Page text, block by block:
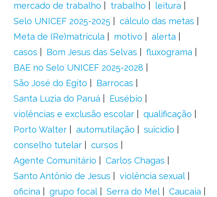
mercado de trabalho
trabalho
leitura
Selo UNICEF 2025-2025
cálculo das metas
Meta de (Re)matrícula
motivo
alerta
casos
Bom Jesus das Selvas
fluxograma
BAE no Selo UNICEF 2025-2028
São José do Egito
Barrocas
Santa Luzia do Paruá
Eusébio
violências e exclusão escolar
qualificação
Porto Walter
automutilação
suicídio
conselho tutelar
cursos
Agente Comunitário
Carlos Chagas
Santo Antônio de Jesus
violência sexual
oficina
grupo focal Serra do Mel
Caucaia